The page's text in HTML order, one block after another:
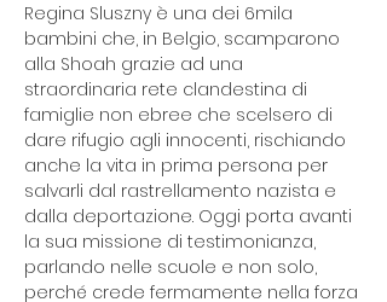
Regina Sluszny è una dei 6mila
bambini che, in Belgio, scamparono
alla Shoah grazie ad una
straordinaria rete clandestina di
famiglie non ebree che scelsero di
dare rifugio agli innocenti, rischiando
anche la vita in prima persona per
salvarli dal rastrellamento nazista e
dalla deportazione. Oggi porta avanti
la sua missione di testimonianza,
parlando nelle scuole e non solo,
perché crede fermamente nella forza